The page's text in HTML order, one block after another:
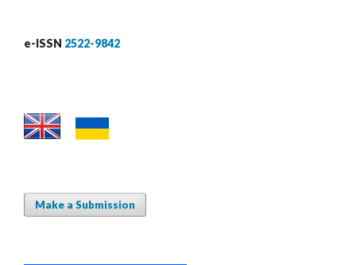
e-ISSN 2522-9842
Make a Submission